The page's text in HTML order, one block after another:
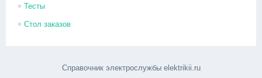
Тесты
Стол заказов
Справочник электрослужбы elektrikii.ru